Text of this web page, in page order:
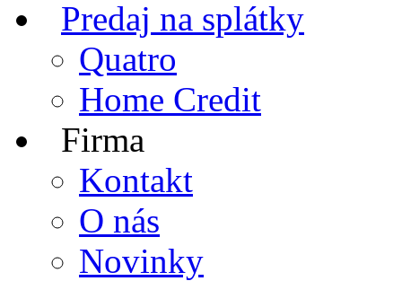
Predaj na splátky
Quatro
Home Credit
Firma
Kontakt
O nás
Novinky